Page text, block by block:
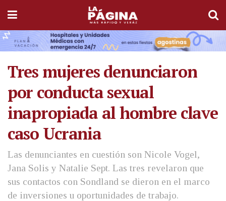
Tres mujeres denunciaron
por conducta sexual
inapropiada al hombre clave
caso Ucrania
Las denunciantes en cuestión son Nicole Vogel,
Jana Solis y Natalie Sept. Las tres revelaron que
sus contactos con Sondland se dieron en el marco
de inversiones u oportunidades de trabajo.